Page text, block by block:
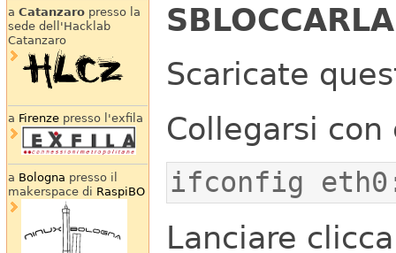
a Catanzaropresso la
sede dell'Hacklab
Catanzaro
a Firenzepresso l'exfila
a Bologna presso il
makerspace di RaspiBO
SBLOCCARLA
Scaricate
Collegarsi
ifconfig
Lanciare